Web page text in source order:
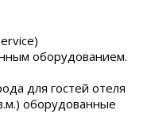
оборудованием.
для гостей отеля
оборудованные